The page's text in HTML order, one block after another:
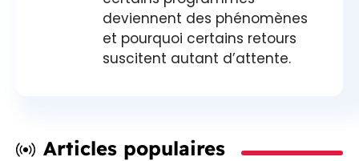
deviennent des phénomènes
et pourquoi certains retours
suscitent autant d’attente.
Articles populaires